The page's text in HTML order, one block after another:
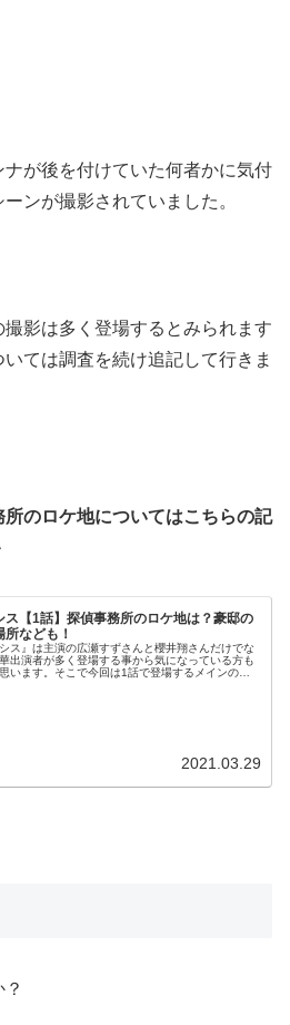
が後を付けていた何者かに気付
ンが撮影されていました。
影は多く登場するとみられます
ては調査を続け追記して行きま
のロケ地についてはこちらの記
ス【1話】探偵事務所のロケ地は？豪邸の
所なども！
シス』は主演の広瀬すずさんと櫻井翔さんだけでな
出演者が多く登場する事から気になっている方も
います。そこで今回は1話で登場するメインのロ
2021.03.29